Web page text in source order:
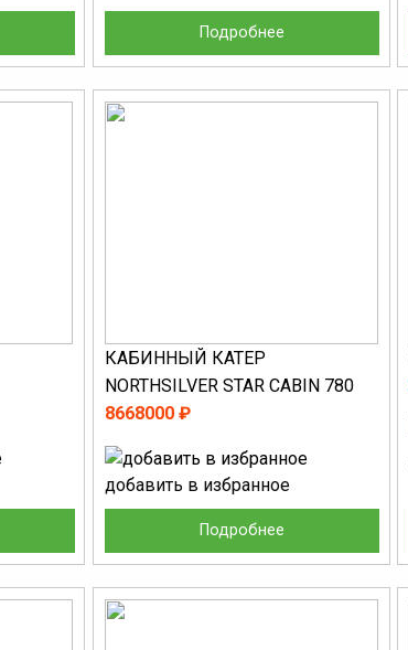
Подробнее
КАБИННЫЙ КАТЕР
NORTHSILVER STAR CABIN 780
8668000 ₽
Подробнее
добавить в избранное